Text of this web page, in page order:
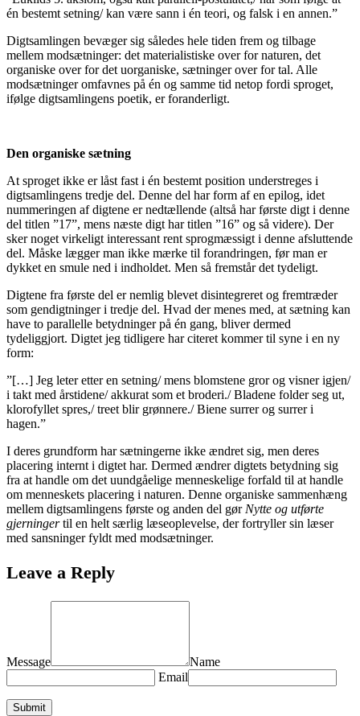
én bestemt setning/ kan være sann i én teori, og falsk i en annen.”
Digtsamlingen bevæger sig således hele tiden frem og tilbage
mellem modsætninger: det materialistiske over for naturen, det
organiske over for det uorganiske, sætninger over for tal. Alle
modsætninger omfavnes på én og samme tid netop fordi sproget,
ifølge digtsamlingens poetik, er foranderligt.
Den organiske sætning
At sproget ikke er låst fast i én bestemt position understreges i
digtsamlingens tredje del. Denne del har form af en epilog, idet
nummeringen af digtene er nedtællende (altså har første digt i denne
del titlen ”17”, mens næste digt har titlen ”16” og så videre). Der
sker noget virkeligt interessant rent sprogmæssigt i denne afsluttende
del. Måske lægger man ikke mærke til forandringen, før man er
dykket en smule ned i indholdet. Men så fremstår det tydeligt.
Digtene fra første del er nemlig blevet disintegreret og fremtræder
som gendigtninger i tredje del. Hvad der menes med, at sætning kan
have to parallelle betydninger på én gang, bliver dermed
tydeliggjort. Digtet jeg tidligere har citeret kommer til syne i en ny
form:
”[…] Jeg leter etter en setning/ mens blomstene gror og visner igjen/
i takt med årstidene/ akkurat som et broderi./ Bladene folder seg ut,
klorofyllet spres,/ treet blir grønnere./ Biene surrer og surrer i
hagen.”
I deres grundform har sætningerne ikke ændret sig, men deres
placering internt i digtet har. Dermed ændrer digtets betydning sig
fra at handle om det uundgåelige menneskelige forfald til at handle
om menneskets placering i naturen. Denne organiske sammenhæng
mellem digtsamlingens første og anden del gør Nytte og utførte
gjerningertil en helt særlig læseoplevelse, der fortryller sin læser
med sansninger fyldt med modsætninger.
Leave a Reply
Message
Name
Email